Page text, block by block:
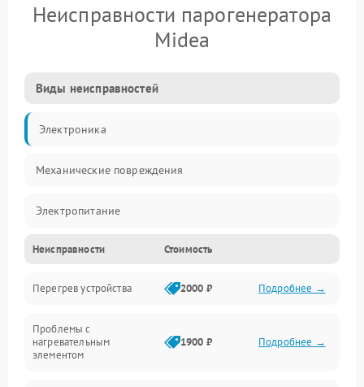
Неисправности парогенератора
Midea
Виды неисправностей
Электроника
Механические повреждения
Электропитание
Парообразование
Герметичность
Механика
Неисправности Стоимость
Перегрев устройства 2000 ₽ Подробнее →
Проблемы с
нагревательным
элементом
1900 ₽ Подробнее →